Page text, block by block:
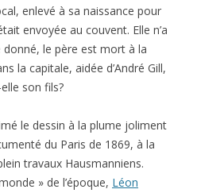
enlevé à sa naissance pour
envoyée au couvent. Elle n’a
le père est mort à la
la capitale, aidée d’André Gill,
son fils?
le dessin à la plume joliment
du Paris de 1869, à la
travaux Hausmanniens.
» de l’époque, Léon